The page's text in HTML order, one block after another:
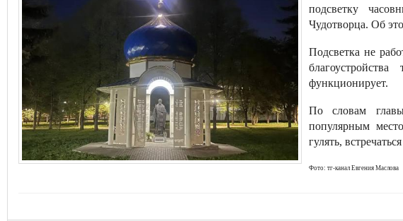
подсветку
Чудотворца. Об
Подсветка не
функционирует.
По словам
популярным
гулять,
Фото: тг-канал Евгения Маслова